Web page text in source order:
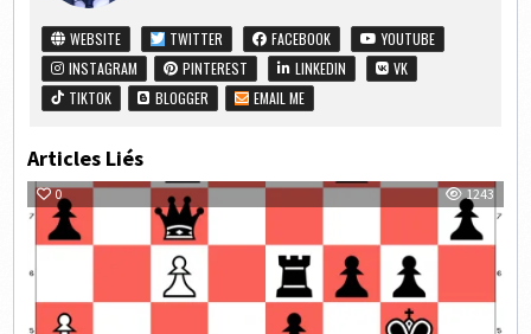
WEBSITE TWITTER FACEBOOK
YOUTUBE
INSTAGRAM
PINTEREST LINKEDIN
VK
TIKTOK
BLOGGER EMAIL ME
Articles Liés
0 1243